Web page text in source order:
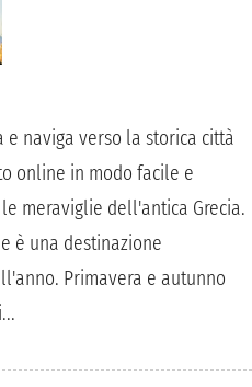
naviga verso la storica città
online in modo facile e
meraviglie dell'antica Grecia.
è una destinazione
Primavera e autunno